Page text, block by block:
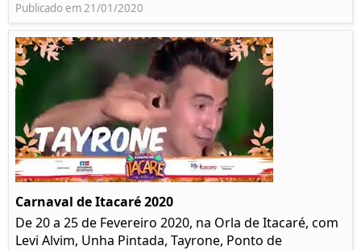
Publicado em 21/01/2020
Carnaval de Itacaré 2020
De 20 a 25 de Fevereiro 2020, na Orla de Itacaré, com
Levi Alvim, Unha Pintada, Tayrone, Ponto de